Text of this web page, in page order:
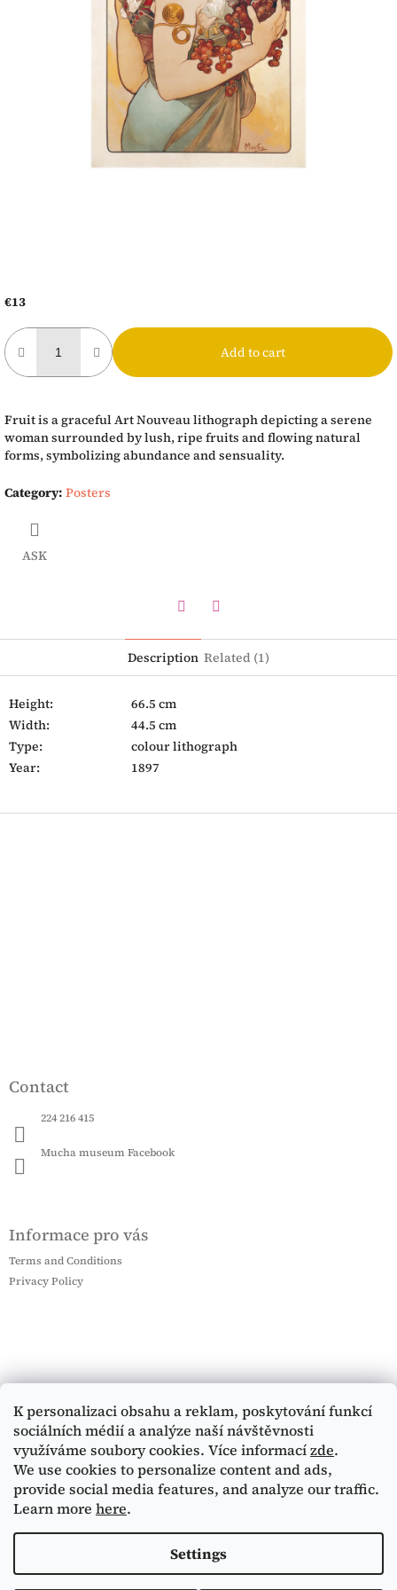
K personalizaci obsahu a reklam, poskytování funkcí
sociálních médií a analýze naší návštěvnosti
využíváme soubory cookies. Více informacízde.
We use cookies to personalize content and ads,
provide social media features, and analyze our traffic.
Learn more here.
Settings
€13
price:
Add to cart
Fruit is a graceful Art Nouveau lithograph depicting a serene
woman surrounded by lush, ripe fruits and flowing natural
forms, symbolizing abundance and sensuality.
Category: Posters
ASK
Description Related (1)
Height:
66.5 cm
Width:
44.5 cm
Type:
colour lithograph
Year:
1897
Contact
224 216 415
Mucha museum Facebook
Informace pro vás
Terms and Conditions
Privacy Policy